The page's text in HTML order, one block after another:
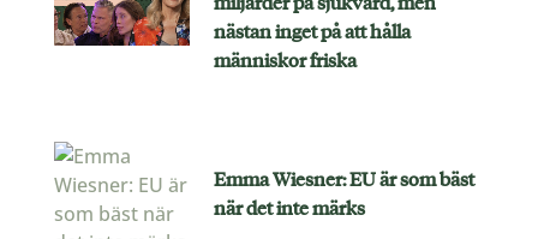
nästan inget på att hålla
människor friska
Emma Wiesner: EU är som bäst
när det inte märks